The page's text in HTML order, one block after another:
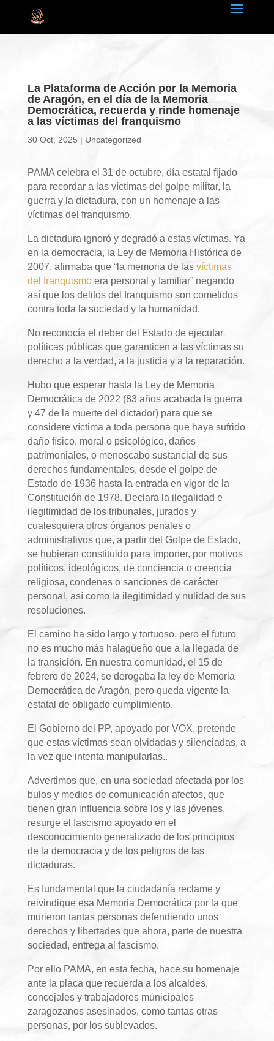
La Plataforma de Acción por la Memoria
de Aragón, en el día de la Memoria
Democrática, recuerda y rinde homenaje
a las víctimas del franquismo
30 Oct, 2025 | Uncategorized
PAMA celebra el 31 de octubre, día estatal fijado
para recordar a las víctimas del golpe militar, la
guerra y la dictadura, con un homenaje a las
víctimas del franquismo.
La dictadura ignoró y degradó a estas víctimas. Ya
en la democracia, la Ley de Memoria Histórica de
2007, afirmaba que “la memoria de las víctimas
del franquismoera personal y familiar” negando
así que los delitos del franquismo son cometidos
contra toda la sociedad y la humanidad.
No reconocía el deber del Estado de ejecutar
políticas públicas que garanticen a las víctimas su
derecho a la verdad, a la justicia y a la reparación.
Hubo que esperar hasta la Ley de Memoria
Democrática de 2022 (83 años acabada la guerra
y 47 de la muerte del dictador) para que se
considere víctima a toda persona que haya sufrido
daño físico, moral o psicológico, daños
patrimoniales, o menoscabo sustancial de sus
derechos fundamentales, desde el golpe de
Estado de 1936 hasta la entrada en vigor de la
Constitución de 1978. Declara la ilegalidad e
ilegitimidad de los tribunales, jurados y
cualesquiera otros órganos penales o
administrativos que, a partir del Golpe de Estado,
se hubieran constituido para imponer, por motivos
políticos, ideológicos, de conciencia o creencia
religiosa, condenas o sanciones de carácter
personal, así como la ilegitimidad y nulidad de sus
resoluciones.
El camino ha sido largo y tortuoso, pero el futuro
no es mucho más halagüeño que a la llegada de
la transición. En nuestra comunidad, el 15 de
febrero de 2024, se derogaba la ley de Memoria
Democrática de Aragón, pero queda vigente la
estatal de obligado cumplimiento.
El Gobierno del PP, apoyado por VOX, pretende
que estas víctimas sean olvidadas y silenciadas, a
la vez que intenta manipularlas..
Advertimos que, en una sociedad afectada por los
bulos y medios de comunicación afectos, que
tienen gran influencia sobre los y las jóvenes,
resurge el fascismo apoyado en el
desconocimiento generalizado de los principios
de la democracia y de los peligros de las
dictaduras.
Es fundamental que la ciudadanía reclame y
reivindique esa Memoria Democrática por la que
murieron tantas personas defendiendo unos
derechos y libertades que ahora, parte de nuestra
sociedad, entrega al fascismo.
Por ello PAMA, en esta fecha, hace su homenaje
ante la placa que recuerda a los alcaldes,
concejales y trabajadores municipales
zaragozanos asesinados, como tantas otras
personas, por los sublevados.